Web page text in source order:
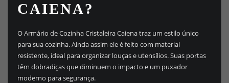
CAIENA?
O Armário de Cozinha Cristaleira Caiena traz um estilo único
para sua cozinha. Ainda assim ele é feito com material
resistente, ideal para organizar louças e utensílios. Suas portas
têm dobradiças que diminuem o impacto e um puxador
moderno para segurança.